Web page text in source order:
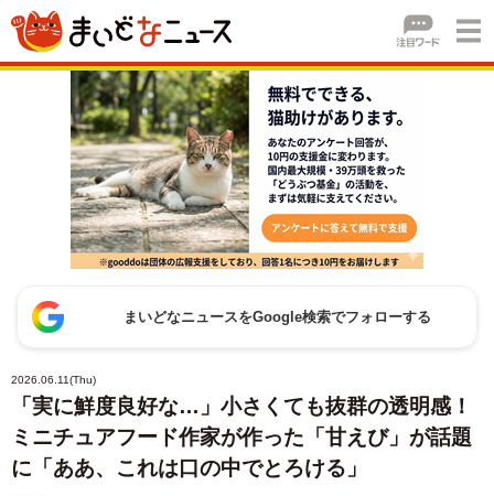
まいどなニュースをGoogle検索でフォローする
2026.06.11(Thu)
「実に鮮度良好な…」小さくても抜群の透明感！
ミニチュアフード作家が作った「甘えび」が話題
に「ああ、これは口の中でとろける」